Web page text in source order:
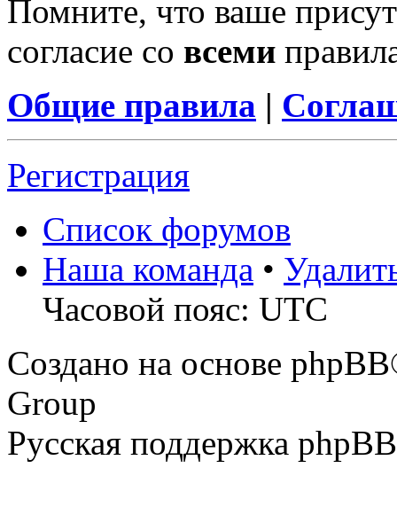
Помните, что ваше
согласие со всеми
Общие правила |
Регистрация
Список форумов
Наша команда •
Часовой пояс: UTC
Создано на основе
Group
Русская поддержка phpBB